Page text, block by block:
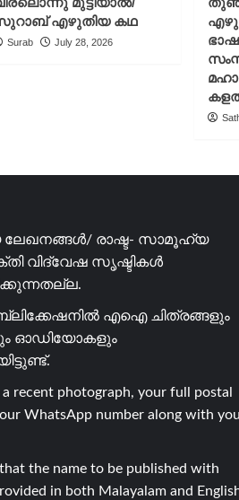
എഴുതിയ കഥ
Surab July 28, 2026
ലേഖനങ്ങൾ/ രാഷ്ട- സാമൂഹ്യ
വിദ്വേഷ സൃഷ്ടികൾ
എഐ ചിത്രങ്ങളും
ഓഡിയോകളും
a recent photograph, your full postal
WhatsApp number along with
that the name to be published with
in both Malayalam and